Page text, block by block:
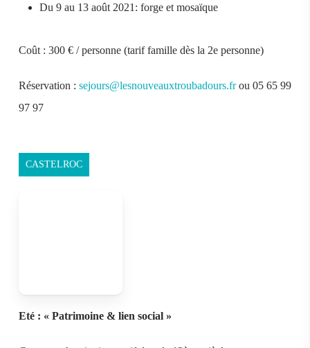
Du 9 au 13 août 2021: forge et mosaïque
Coût : 300 € / personne (tarif famille dès la 2e personne)
Réservation : sejours@lesnouveauxtroubadours.frou 05 65 99
97 97
CASTELROC
Eté : « Patrimoine & lien social »